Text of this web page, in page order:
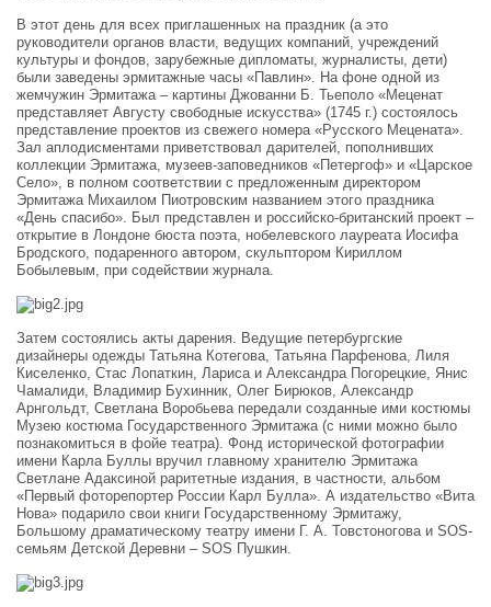
В этот день для всех приглашенных на праздник (а это
руководители органов власти, ведущих компаний, учреждений
культуры и фондов, зарубежные дипломаты, журналисты, дети)
были заведены эрмитажные часы «Павлин». На фоне одной из
жемчужин Эрмитажа – картины Джованни Б. Тьеполо «Меценат
представляет Августу свободные искусства» (1745 г.) состоялось
представление проектов из свежего номера «Русского Мецената».
Зал аплодисментами приветствовал дарителей, пополнивших
коллекции Эрмитажа, музеев-заповедников «Петергоф» и «Царское
Село», в полном соответствии с предложенным директором
Эрмитажа Михаилом Пиотровским названием этого праздника
«День спасибо». Был представлен и российско-британский проект –
открытие в Лондоне бюста поэта, нобелевского лауреата Иосифа
Бродского, подаренного автором, скульптором Кириллом
Бобылевым, при содействии журнала.
Затем состоялись акты дарения. Ведущие петербургские
дизайнеры одежды Татьяна Котегова, Татьяна Парфенова, Лиля
Киселенко, Стас Лопаткин, Лариса и Александра Погорецкие, Янис
Чамалиди, Владимир Бухинник, Олег Бирюков, Александр
Арнгольдт, Светлана Воробьева передали созданные ими костюмы
Музею костюма Государственного Эрмитажа (с ними можно было
познакомиться в фойе театра). Фонд исторической фотографии
имени Карла Буллы вручил главному хранителю Эрмитажа
Светлане Адаксиной раритетные издания, в частности, альбом
«Первый фоторепортер России Карл Булла». А издательство «Вита
Нова» подарило свои книги Государственному Эрмитажу,
Большому драматическому театру имени Г. А. Товстоногова и SOS-
семьям Детской Деревни – SOS Пушкин.